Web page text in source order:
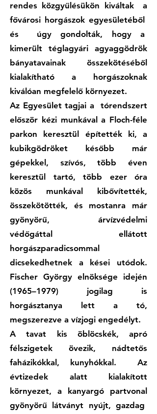
rendes közgyűlésükön kiváltak a
fővárosi horgászok egyesületéből
és úgy gondolták, hogy a
kimerült téglagyári agyaggödrök
bányatavainak összekötéséből
kialakítható a horgászoknak
kiválóan megfelelő környezet.
Az Egyesület tagjai a tórendszert
először kézi munkával a Floch-féle
parkon keresztül építették ki, a
kubikgödröket később már
gépekkel, szívós, több éven
keresztül tartó, több ezer óra
közös munkával kibővítették,
összekötötték, és mostanra már
gyönyörű, árvízvédelmi
védőgáttal ellátott
horgászparadicsommal
dicsekedhetnek a kései utódok.
Fischer György elnöksége idején
(1965–1979) jogilag is
horgásztanya lett a tó,
megszerezve a vízjogi engedélyt.
A tavat kis öblöcskék, apró
félszigetek övezik, nádtetős
faházikókkal, kunyhókkal. Az
évtizedek alatt kialakított
környezet, a kanyargó partvonal
gyönyörű látványt nyújt, gazdag